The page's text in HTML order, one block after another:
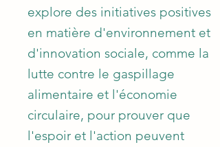
explore des initiatives positives
en matière d'environnement et
d'innovation sociale, comme la
lutte contre le gaspillage
alimentaire et l'économie
circulaire, pour prouver que
l'espoir et l'action peuvent